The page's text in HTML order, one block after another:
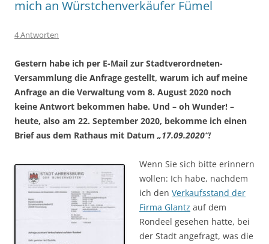
mich an Würstchenverkäufer Fümel
4 Antworten
Gestern habe ich per E-Mail zur Stadtverordneten-
Versammlung die Anfrage gestellt, warum ich auf meine
Anfrage an die Verwaltung vom 8. August 2020 noch
keine Antwort bekommen habe. Und – oh Wunder! –
heute, also am 22. September 2020, bekomme ich einen
Brief aus dem Rathaus mit Datum „17.09.2020“!
Wenn Sie sich bitte erinnern
wollen: Ich habe, nachdem
ich den Verkaufsstand der
Firma Glantz auf dem
Rondeel gesehen hatte, bei
der Stadt angefragt, was die